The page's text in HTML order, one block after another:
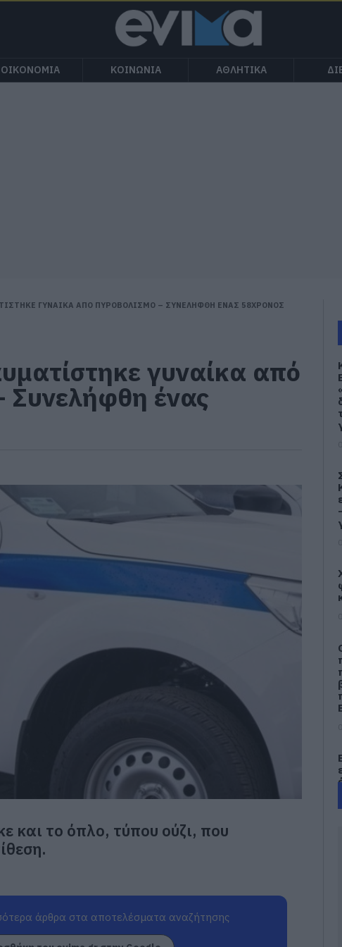
ΟΙΚΟΝΟΜΙΑ ΚΟΙΝΩΝΙΑ ΑΘΛΗΤΙΚΑ
ΓΥΝΑΙΚΑ ΑΠΟ ΠΥΡΟΒΟΛΙΣΜΟ – ΣΥΝΕΛΗΦΘΗ ΕΝΑΣ 58ΧΡΟΝΟΣ
γυναίκα από
Συνελήφθη ένας
και το όπλο, τύπου ούζι, που
άρθρα στα αποτελέσματα αναζήτησης